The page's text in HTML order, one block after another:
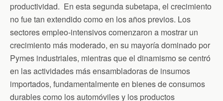
productividad. En esta segunda subetapa, el crecimiento
no fue tan extendido como en los años previos. Los
sectores empleo-intensivos comenzaron a mostrar un
crecimiento más moderado, en su mayoría dominado por
Pymes industriales, mientras que el dinamismo se centró
en las actividades más ensambladoras de insumos
importados, fundamentalmente en bienes de consumos
durables como los automóviles y los productos